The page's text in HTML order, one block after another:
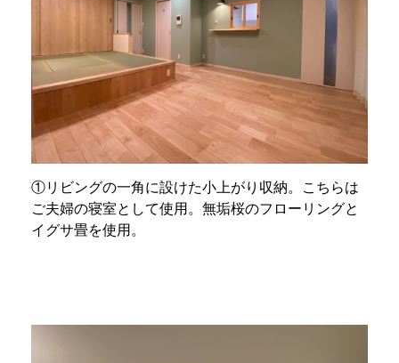
①リビングの一角に設けた小上がり収納。こちらは
ご夫婦の寝室として使用。無垢桜のフローリングと
イグサ畳を使用。